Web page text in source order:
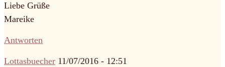
Liebe Grüße
Mareike
Antworten
Lottasbuecher 11/07/2016 - 12:51